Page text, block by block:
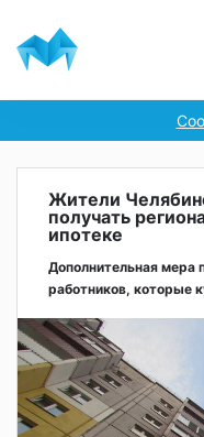
Жители
получать
ипотеке
Дополнительная мера
работников, которые